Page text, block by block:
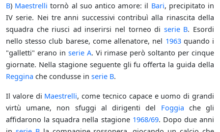
B) Maestrelli tornò al suo antico amore: il Bari, precipitato in
IV serie. Nei tre anni successivi contribuì alla rinascita della
squadra che riusci ad inserirsi nel torneo di serie B. Esordi
nello stesso club barese, come allenatore, nel 1963quando i
"galletti" erano in serie A. Vi rimase però soltanto per cinque
giornate. Nella stagione seguente gli fu offerta la guida della
Reggina che condusse in serie B.
Il valore di Maestrelli, come tecnico capace e uomo di grandi
virtù umane, non sfuggi al dirigenti del Foggia che gli
affidarono la squadra nella stagione 1968/69. Dopo due anni